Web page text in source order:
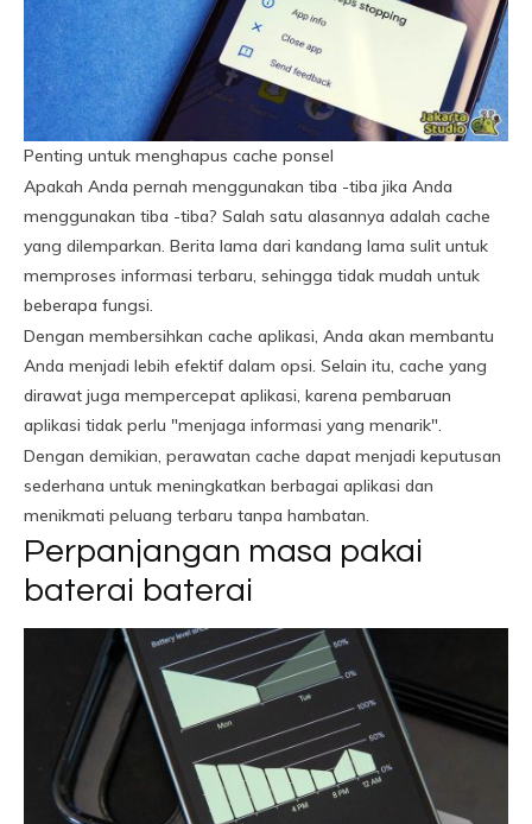
Penting untuk menghapus cache ponsel
Apakah Anda pernah menggunakan tiba -tiba jika Anda
menggunakan tiba -tiba? Salah satu alasannya adalah cache
yang dilemparkan. Berita lama dari kandang lama sulit untuk
memproses informasi terbaru, sehingga tidak mudah untuk
beberapa fungsi.
Dengan membersihkan cache aplikasi, Anda akan membantu
Anda menjadi lebih efektif dalam opsi. Selain itu, cache yang
dirawat juga mempercepat aplikasi, karena pembaruan
aplikasi tidak perlu "menjaga informasi yang menarik".
Dengan demikian, perawatan cache dapat menjadi keputusan
sederhana untuk meningkatkan berbagai aplikasi dan
menikmati peluang terbaru tanpa hambatan.
Perpanjangan masa pakai
baterai baterai